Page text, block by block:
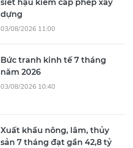
siết hậu kiểm cấp phép xây
dựng
03/08/2026 11:00
Bức tranh kinh tế 7 tháng
năm 2026
03/08/2026 10:40
Xuất khẩu nông, lâm, thủy
sản 7 tháng đạt gần 42,8 tỷ